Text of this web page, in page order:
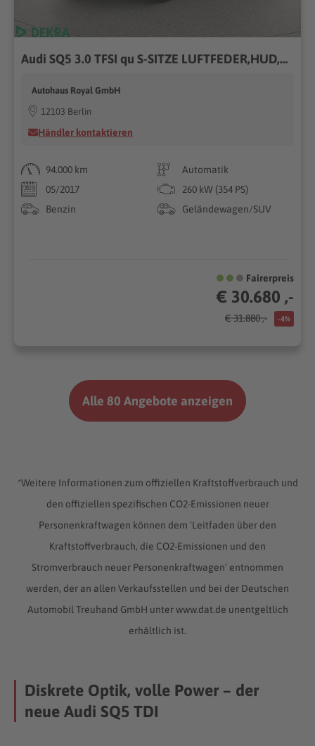
Audi SQ5 3.0 TFSI qu S-SITZE LUFTFEDER,HUD,360grad,AH
Autohaus Royal GmbH
12103 Berlin
Händler kontaktieren
94.000 km
Automatik
05/2017
260 kW (354 PS)
Benzin
Geländewagen/SUV
Fairerpreis
€ 30.680 ,-
€ 31.880 ,- -4%
Alle 80 Angebote anzeigen
*Weitere Informationen zum offiziellen Kraftstoffverbrauch und
den offiziellen spezifischen CO2-Emissionen neuer
Personenkraftwagen können dem ‘Leitfaden über den
Kraftstoffverbrauch, die CO2-Emissionen und den
Stromverbrauch neuer Personenkraftwagen’ entnommen
werden, der an allen Verkaufsstellen und bei der Deutschen
Automobil Treuhand GmbH unter www.dat.de unentgeltlich
erhältlich ist.
Diskrete Optik, volle Power – der
neue Audi SQ5 TDI